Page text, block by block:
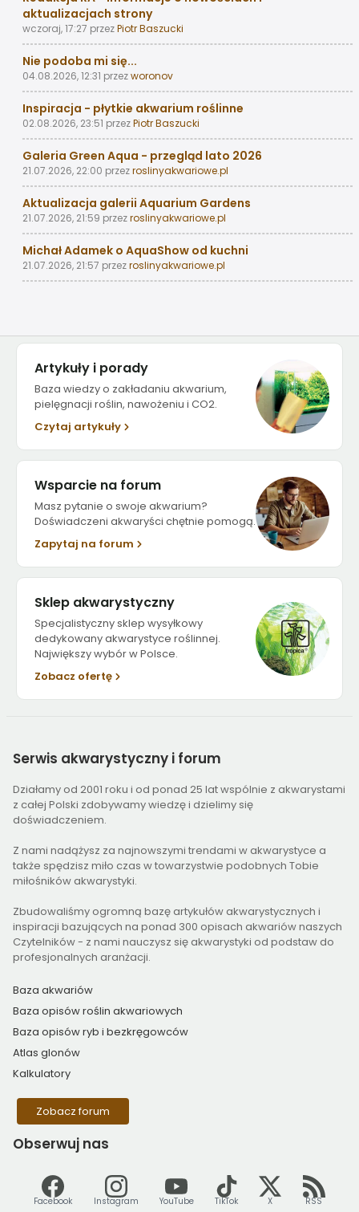
aktualizacjach strony
wczoraj, 17:27 przezPiotr Baszucki
Nie podoba mi się...
04.08.2026, 12:31 przezworonov
Inspiracja - płytkie akwarium roślinne
02.08.2026, 23:51 przezPiotr Baszucki
Galeria Green Aqua - przegląd lato 2026
21.07.2026, 22:00 przezroslinyakwariowe.pl
Aktualizacja galerii Aquarium Gardens
21.07.2026, 21:59 przezroslinyakwariowe.pl
Michał Adamek o AquaShow od kuchni
21.07.2026, 21:57 przezroslinyakwariowe.pl
Artykuły i porady
Baza wiedzy o zakładaniu akwarium,
pielęgnacji roślin, nawożeniu i CO2.
Czytaj artykuły
Wsparcie na forum
Masz pytanie o swoje akwarium?
Doświadczeni akwaryści chętnie pomogą.
Zapytaj na forum
Sklep akwarystyczny
Specjalistyczny sklep wysyłkowy
dedykowany akwarystyce roślinnej.
Największy wybór w Polsce.
Zobacz ofertę
Serwis akwarystyczny i forum
Działamy od 2001 roku i od ponad 25 lat wspólnie z akwarystami
z całej Polski zdobywamy wiedzę i dzielimy się
doświadczeniem.
Z nami nadążysz za najnowszymi trendami w akwarystyce a
także spędzisz miło czas w towarzystwie podobnych Tobie
miłośników akwarystyki.
Zbudowaliśmy ogromną bazę artykułów akwarystycznych i
inspiracji bazujących na ponad 300 opisach akwariów naszych
Czytelników - z nami nauczysz się akwarystyki od podstaw do
profesjonalnych aranżacji.
Baza akwariów
Baza opisów roślin akwariowych
Baza opisów ryb i bezkręgowców
Atlas glonów
Kalkulatory
Zobacz forum
Obserwuj nas
Facebook Instagram YouTube TikTok X RSS